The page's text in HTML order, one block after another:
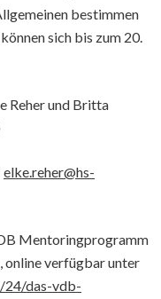
bestimmen
sich bis zum 20.
Reher und Britta
elke.reher@hs-
Mentoringprogramm
online verfügbar unter
das-vdb-